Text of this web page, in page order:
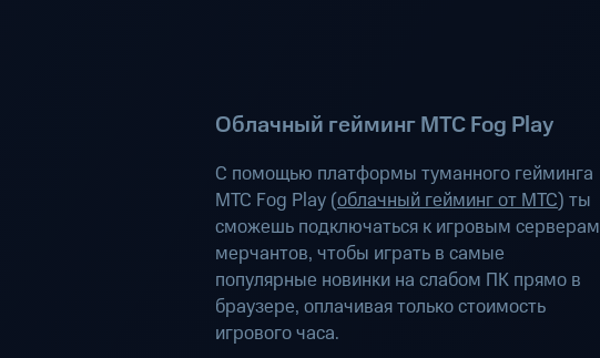
Облачный гейминг МТС Fog Play
С помощью платформы туманного гейминга
МТС Fog Play (облачный гейминг от МТС) ты
сможешь подключаться к игровым серверам
мерчантов, чтобы играть в самые
популярные новинки на слабом ПК прямо в
браузере, оплачивая только стоимость
игрового часа.